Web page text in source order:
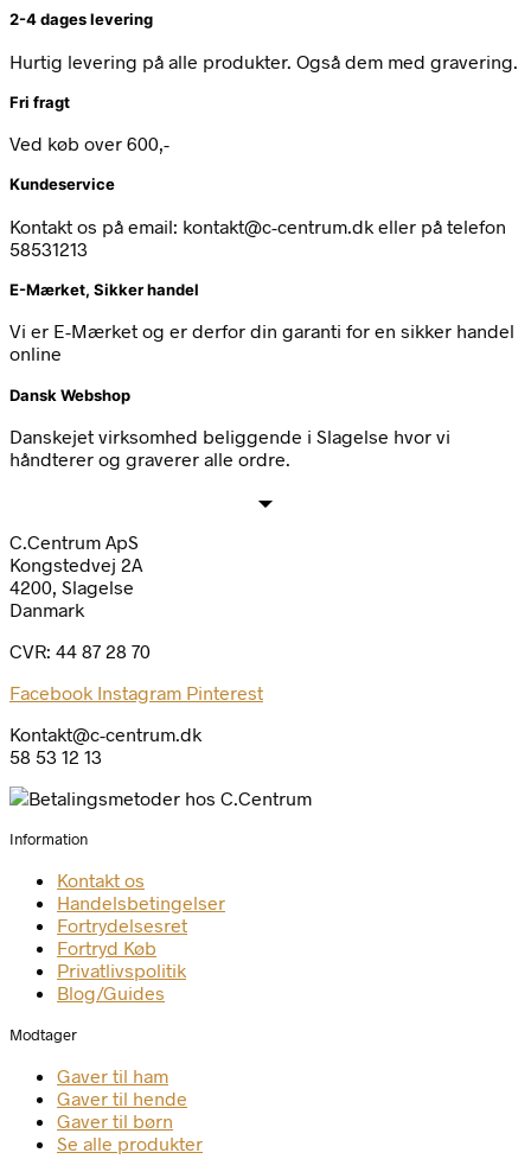
2-4 dages levering
Hurtig levering på alle produkter. Også dem med gravering.
Fri fragt
Ved køb over 600,-
Kundeservice
Kontakt os på email: kontakt@c-centrum.dk eller på telefon
58531213
E-Mærket, Sikker handel
Vi er E-Mærket og er derfor din garanti for en sikker handel
online
Dansk Webshop
Danskejet virksomhed beliggende i Slagelse hvor vi
håndterer og graverer alle ordre.
C.Centrum ApS
Kongstedvej 2A
4200, Slagelse
Danmark
CVR: 44 87 28 70
Facebook Instagram Pinterest
Kontakt@c-centrum.dk
58 53 12 13
Information
Kontakt os
Handelsbetingelser
Fortrydelsesret
Fortryd Køb
Privatlivspolitik
Blog/Guides
Modtager
Gaver til ham
Gaver til hende
Gaver til børn
Se alle produkter